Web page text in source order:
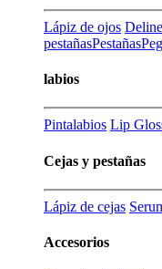
Lápiz de ojos
pestañasPestañas
labios
Pintalabios Lip
Cejas y pestañas
Lápiz de cejas
Accesorios